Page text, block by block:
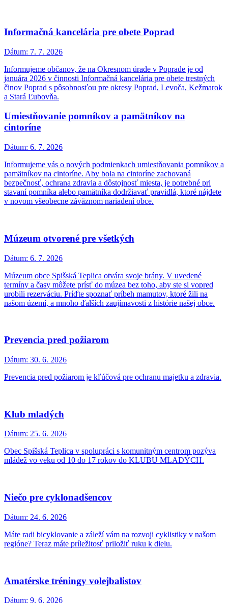
Informačná kancelária pre obete Poprad
Dátum: 7. 7. 2026
Informujeme občanov, že na Okresnom úrade v Poprade je od
januára 2026 v činnosti Informačná kancelária pre obete trestných
činov Poprad s pôsobnosťou pre okresy Poprad, Levoča, Kežmarok
a Stará Ľubovňa.
Umiestňovanie pomníkov a pamätníkov na
cintoríne
Dátum: 6. 7. 2026
Informujeme vás o nových podmienkach umiestňovania pomníkov a
pamätníkov na cintoríne. Aby bola na cintoríne zachovaná
bezpečnosť, ochrana zdravia a dôstojnosť miesta, je potrebné pri
stavaní pomníka alebo pamätníka dodržiavať pravidlá, ktoré nájdete
v novom všeobecne záväznom nariadení obce.
Múzeum otvorené pre všetkých
Dátum: 6. 7. 2026
Múzeum obce Spišská Teplica otvára svoje brány. V uvedené
termíny a časy môžete prísť do múzea bez toho, aby ste si vopred
urobili rezerváciu. Príďte spoznať príbeh mamutov, ktoré žili na
našom území, a mnoho ďalších zaujímavosti z histórie našej obce.
Prevencia pred požiarom
Dátum: 30. 6. 2026
Prevencia pred požiarom je kľúčová pre ochranu majetku a zdravia.
Klub mladých
Dátum: 25. 6. 2026
Obec Spišská Teplica v spolupráci s komunitným centrom pozýva
mládež vo veku od 10 do 17 rokov do KLUBU MLADÝCH.
Niečo pre cyklonadšencov
Dátum: 24. 6. 2026
Máte radi bicyklovanie a záleží vám na rozvoji cyklistiky v našom
regióne? Teraz máte príležitosť priložiť ruku k dielu.
Amatérske tréningy volejbalistov
Dátum: 9. 6. 2026